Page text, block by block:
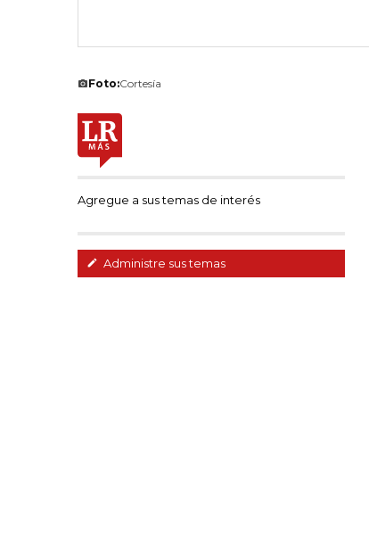
Foto:Cortesía
Agregue a sus temas de interés
Administre sus temas